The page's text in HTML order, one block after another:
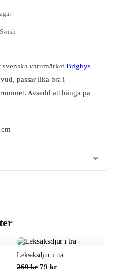
varumärket Brigbys.
passar lika bra i
Avsedd att hänga på
Leksaksdjur i trä
269kr Det
79 krDet